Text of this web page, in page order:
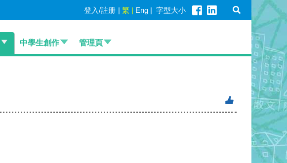
登入/註册 | 繁 | Eng | 字型大小
中學生創作 管理頁